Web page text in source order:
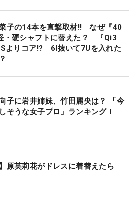
子の14本を直撃取材‼ なぜ『40
・硬シャフトに替えた？ 『Qi3
よりコア!? 6I抜いて7Uを入れた
子に岩井姉妹、竹田麗央は？ 「今
そうな女子プロ」ランキング！
】原英莉花がドレスに着替えたら